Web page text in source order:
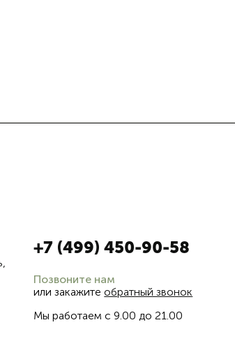
+7 (499) 450-90-58
Позвоните нам
или закажитеобратный звонок
Мы работаем с 9.00 до 21.00